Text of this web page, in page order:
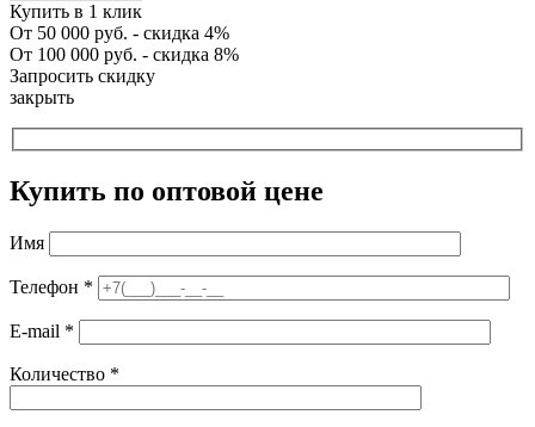
Купить в 1 клик
От 50 000 руб. - скидка 4%
От 100 000 руб. - скидка 8%
Запросить скидку
закрыть
Купить по оптовой цене
Имя
Телефон *
E-mail *
Количество *